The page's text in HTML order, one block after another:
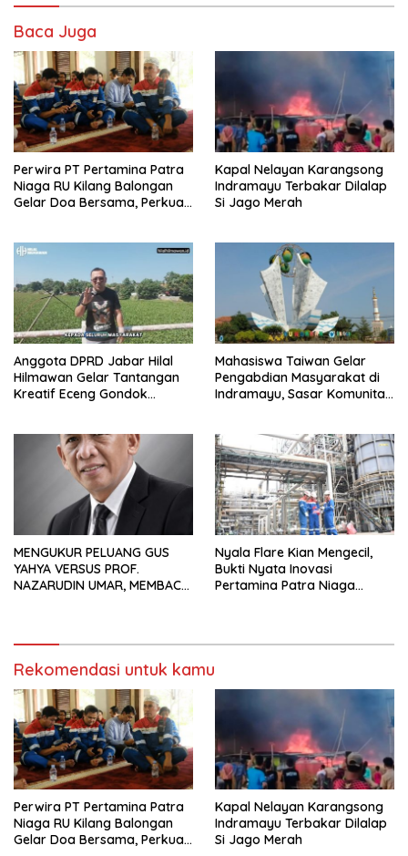
Baca Juga
Perwira PT Pertamina Patra
Niaga RU Kilang Balongan
Gelar Doa Bersama, Perkuat
Kapal Nelayan Karangsong
Indramayu Terbakar Dilalap
Si Jago Merah
Anggota DPRD Jabar Hilal
Hilmawan Gelar Tantangan
Kreatif Eceng Gondok
Mahasiswa Taiwan Gelar
Pengabdian Masyarakat di
Indramayu, Sasar Komunitas
MENGUKUR PELUANG GUS
YAHYA VERSUS PROF.
NAZARUDIN UMAR, MEMBACA
Nyala Flare Kian Mengecil,
Bukti Nyata Inovasi
Pertamina Patra Niaga
Rekomendasi untuk kamu
Perwira PT Pertamina Patra
Niaga RU Kilang Balongan
Gelar Doa Bersama, Perkuat
Kapal Nelayan Karangsong
Indramayu Terbakar Dilalap
Si Jago Merah